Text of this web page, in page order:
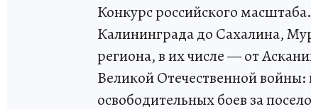
Конкурс российского
Калининграда до Сахалина,
региона, в их числе — от
Великой Отечественной
освободительных боев за